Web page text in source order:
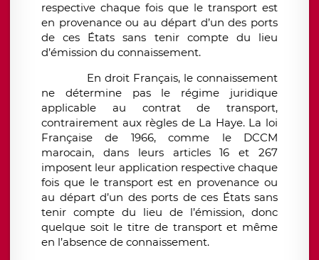
respective chaque fois que le transport est
en provenance ou au départ d’un des ports
de ces États sans tenir compte du lieu
d’émission du connaissement.
En droit Français, le connaissement
ne détermine pas le régime juridique
applicable au contrat de transport,
contrairement aux règles de La Haye. La loi
Française de 1966, comme le DCCM
marocain, dans leurs articles 16 et 267
imposent leur application respective chaque
fois que le transport est en provenance ou
au départ d’un des ports de ces États sans
tenir compte du lieu de l’émission, donc
quelque soit le titre de transport et même
en l’absence de connaissement.